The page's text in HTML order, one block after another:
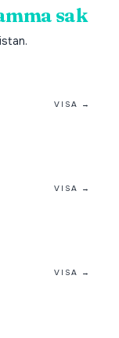
sak
VISA →
VISA →
VISA →